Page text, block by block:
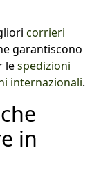
corrieri
garantiscono
lespedizioni
internazionali.
in